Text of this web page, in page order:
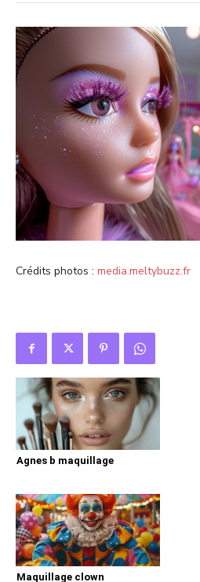
Crédits photos : media.meltybuzz.fr
Agnes b maquillage
Maquillage clown